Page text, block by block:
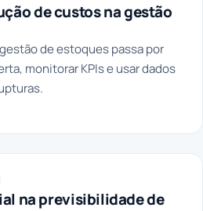
de custos na gestão
de estoques passa por
monitorar KPIs e usar dados
na previsibilidade de